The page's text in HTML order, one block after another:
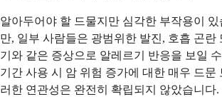
알아두어야 할 드물지만 심각한 부작용이 있
만, 일부 사람들은 광범위한 발진, 호흡 곤란
기와 같은 증상으로 알레르기 반응을 보일
기간 사용 시 암 위험 증가에 대한 매우 드문
러한 연관성은 완전히 확립되지 않았습니다.